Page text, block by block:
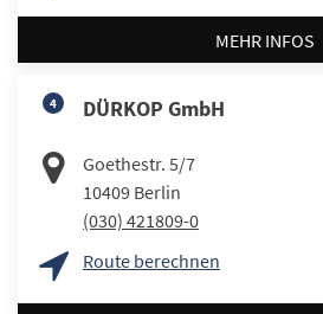
MEHR INFOS
4 DÜRKOP GmbH
Goethestr. 5/7
10409 Berlin
(030) 421809-0
Route berechnen